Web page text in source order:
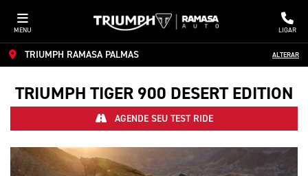
MENU LIGAR
TRIUMPH RAMASA PALMAS ALTERAR
TRIUMPH TIGER 900 DESERT EDITION
AGENDE SEU TEST RIDE